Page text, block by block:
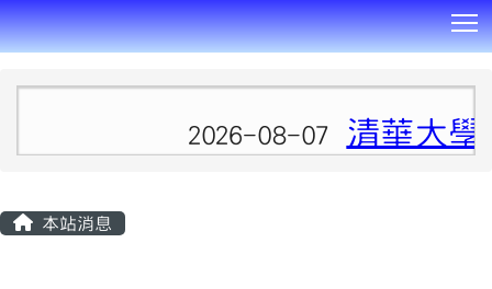
2026-08-07 清華大
本站消息